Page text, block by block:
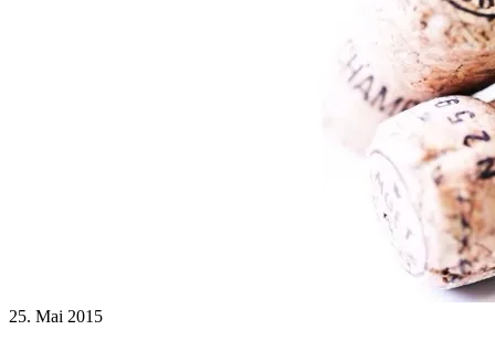
25. Mai 2015